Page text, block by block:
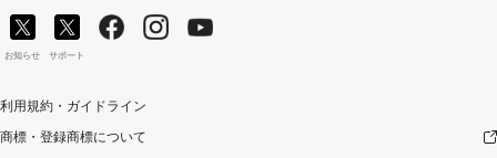
お知らせ サポート
利用規約・ガイドライン
商標・登録商標について